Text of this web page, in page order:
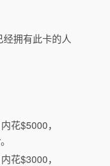
拥有此卡的人
花$5000，
花$3000，